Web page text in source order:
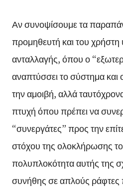
Αν συνοψίσουμε τα
προμηθευτή και του χρήστη
ανταλλαγής, όπου ο
αναπτύσσει το σύστημα
την αμοιβή, αλλά
πτυχή όπου πρέπει να
“συνεργάτες” προς την
στόχου της ολοκλήρωσης
πολυπλοκότητα αυτής της
συνήθης σε απλούς